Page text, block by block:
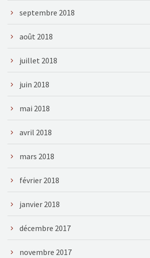
septembre 2018
août 2018
juillet 2018
juin 2018
mai 2018
avril 2018
mars 2018
février 2018
janvier 2018
décembre 2017
novembre 2017